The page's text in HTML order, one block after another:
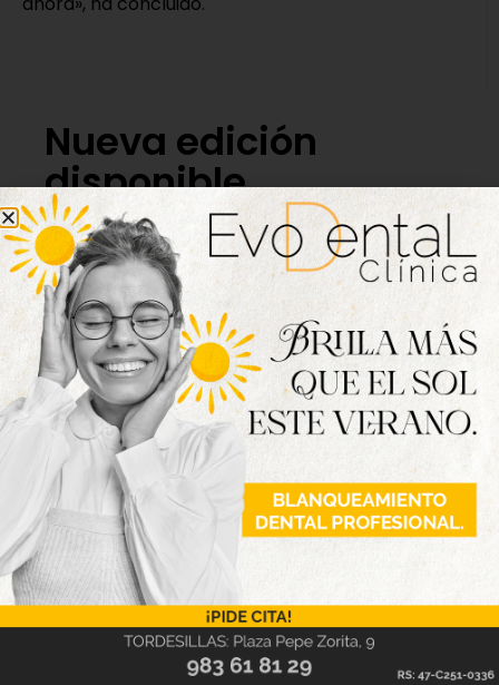
Nueva edición
disponible
Hazte ya con la trigésimo séptima edición de
la revista Tordesillas al día. Haz clic sobre la
imagen para verla online.